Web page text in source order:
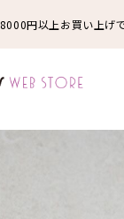
8000円以上お買い上げ